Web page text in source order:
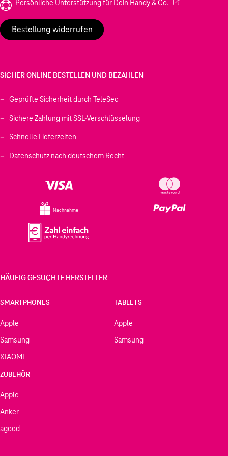
Persönliche Unterstützung für Dein Handy & Co. (Wird in einem
Bestellung widerrufen
SICHER ONLINE BESTELLEN UND BEZAHLEN
Geprüfte Sicherheit durch TeleSec
Sichere Zahlung mit SSL-Verschlüsselung
Schnelle Lieferzeiten
Datenschutz nach deutschem Recht
Nachnahme
HÄUFIG GESUCHTE HERSTELLER
SMARTPHONES
Apple
Samsung
XIAOMI
TABLETS
Apple
Samsung
ZUBEHÖR
Apple
Anker
agood